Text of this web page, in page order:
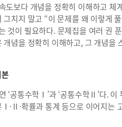
도보다 개념을 정확히 이해하고 체
치지 말고 “이 문제를 왜 이렇게
것이 필요하다. 문제집을 여러 권
념을 정확히 이해하고, 그 개념을
‘공통수학Ⅰ’과 ‘공통수학Ⅱ’다. 이
확률과 통계 등으로 이어지는